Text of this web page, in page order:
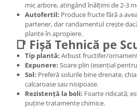
mic arbore, atingând înălțimi de 2-3
Autofertil: Produce fructe fără a
partener, dar randamentul crește
plante în apropiere.
📑 Fișă Tehnică pe
Tip plantă: Arbust fructifer/
Expunere: Soare plin (esențial
Sol: Preferă solurile bine drenate,
calcaroase sau nisipoase.
Rezistență la boli: Foarte ridicată;
puține tratamente chimice.